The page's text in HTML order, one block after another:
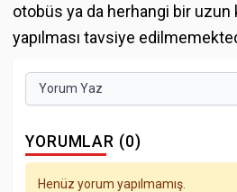
otobüs ya da herhangi bir uzun
yapılması tavsiye
Yorum Yaz
YORUMLAR (0)
Henüz yorum yapılmamış.